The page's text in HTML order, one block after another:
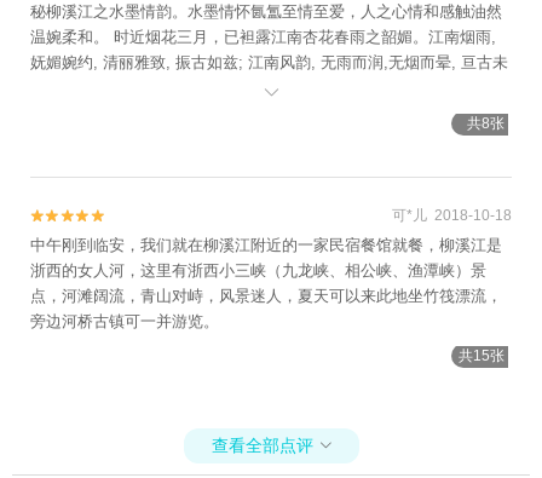
秘柳溪江之水墨情韵。水墨情怀氤氲至情至爱，人之心情和感触油然
温婉柔和。 时近烟花三月，已袒露江南杏花春雨之韶媚。江南烟雨,
妩媚婉约, 清丽雅致, 振古如兹; 江南风韵, 无雨而润,无烟而晕, 亘古未

共8张

 可*儿 2018-10-18
中午刚到临安，我们就在柳溪江附近的一家民宿餐馆就餐，柳溪江是
浙西的女人河，这里有浙西小三峡（九龙峡、相公峡、渔潭峡）景
点，河滩阔流，青山对峙，风景迷人，夏天可以来此地坐竹筏漂流，
旁边河桥古镇可一并游览。
共15张
查看全部点评 